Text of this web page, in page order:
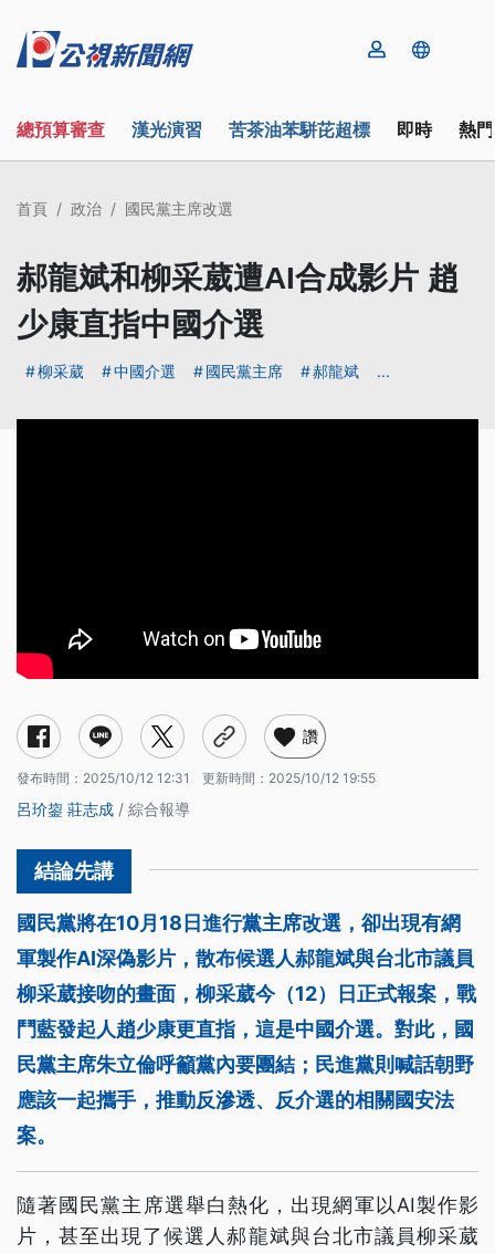
總預算審查 漢光演習 苦茶油苯駢芘超標 即時 熱
首頁 政治 國民黨主席改選
郝龍斌和柳采葳遭AI合成影片 趙
少康直指中國介選
柳采葳 中國介選 國民黨主席 郝龍斌 ...
讚
發布時間： 2025/10/12 12:31 更新時間： 2025/10/12 19:55
呂玠鋆 莊志成 / 綜合報導
國民黨將在10月18日進行黨主席改選，卻出現有網
軍製作AI深偽影片，散布候選人郝龍斌與台北市議員
柳采葳接吻的畫面，柳采葳今（12）日正式報案，戰
鬥藍發起人趙少康更直指，這是中國介選。對此，國
民黨主席朱立倫呼籲黨內要團結；民進黨則喊話朝野
應該一起攜手，推動反滲透、反介選的相關國安法
案。
隨著國民黨主席選舉白熱化，出現網軍以AI製作影
片，甚至出現了候選人郝龍斌與台北市議員柳采葳